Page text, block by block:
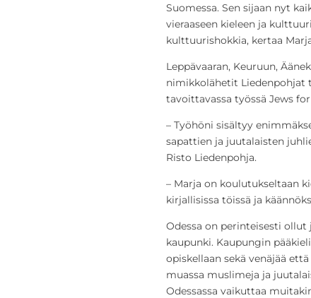
Suomessa. Sen sijaan nyt
vieraaseen kieleen ja
kulttuurishokkia, kertaa
Leppävaaran, Keuruun,
nimikkolähetit Liedenpohjat
tavoittavassa työssä Jews
– Työhöni sisältyy
sapattien ja juutalaisten
Risto Liedenpohja.
– Marja on koulutukseltaan
kirjallisissa töissä ja
Odessa on perinteisesti
kaupunki. Kaupungin
opiskellaan sekä venäjää
muassa muslimeja ja
Odessassa vaikuttaa